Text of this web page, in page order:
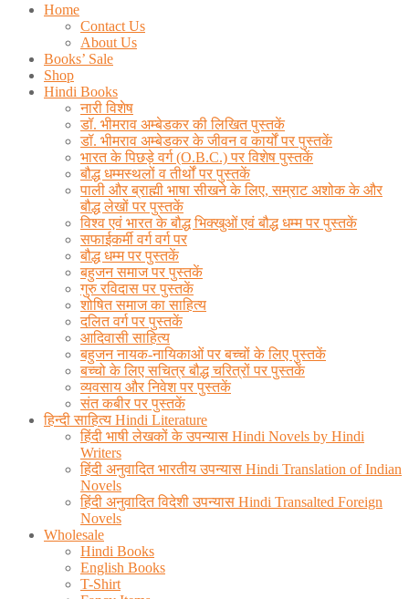
Home
Contact Us
About Us
Books’ Sale
Shop
Hindi Books
नारी विशेष
डॉ. भीमराव अम्बेडकर की लिखित पुस्तकें
डॉ. भीमराव अम्बेडकर के जीवन व कार्यों पर पुस्तकें
भारत के पिछड़े वर्ग (O.B.C.) पर विशेष पुस्तकें
बौद्ध धम्मस्थलों व तीर्थों पर पुस्तकें
पाली और ब्राह्मी भाषा सीखने के लिए, सम्राट अशोक के और
बौद्ध लेखों पर पुस्तकें
विश्व एवं भारत के बौद्ध भिक्खुओं एवं बौद्ध धम्म पर पुस्तकें
सफाईकर्मी वर्ग वर्ग पर
बौद्ध धम्म पर पुस्तकें
बहुजन समाज पर पुस्तकें
गुरु रविदास पर पुस्तकें
शोषित समाज का साहित्य
दलित वर्ग पर पुस्तकें
आदिवासी साहित्य
बहुजन नायक-नायिकाओं पर बच्चों के लिए पुस्तकें
बच्चो के लिए सचित्र बौद्ध चरित्रों पर पुस्तकें
व्यवसाय और निवेश पर पुस्तकें
संत कबीर पर पुस्तकें
हिन्दी साहित्य Hindi Literature
हिंदी भाषी लेखकों के उपन्यास Hindi Novels by Hindi
Writers
हिंदी अनुवादित भारतीय उपन्यास Hindi Translation of Indian
Novels
हिंदी अनुवादित विदेशी उपन्यास Hindi Transalted Foreign
Novels
Wholesale
Hindi Books
English Books
T-Shirt